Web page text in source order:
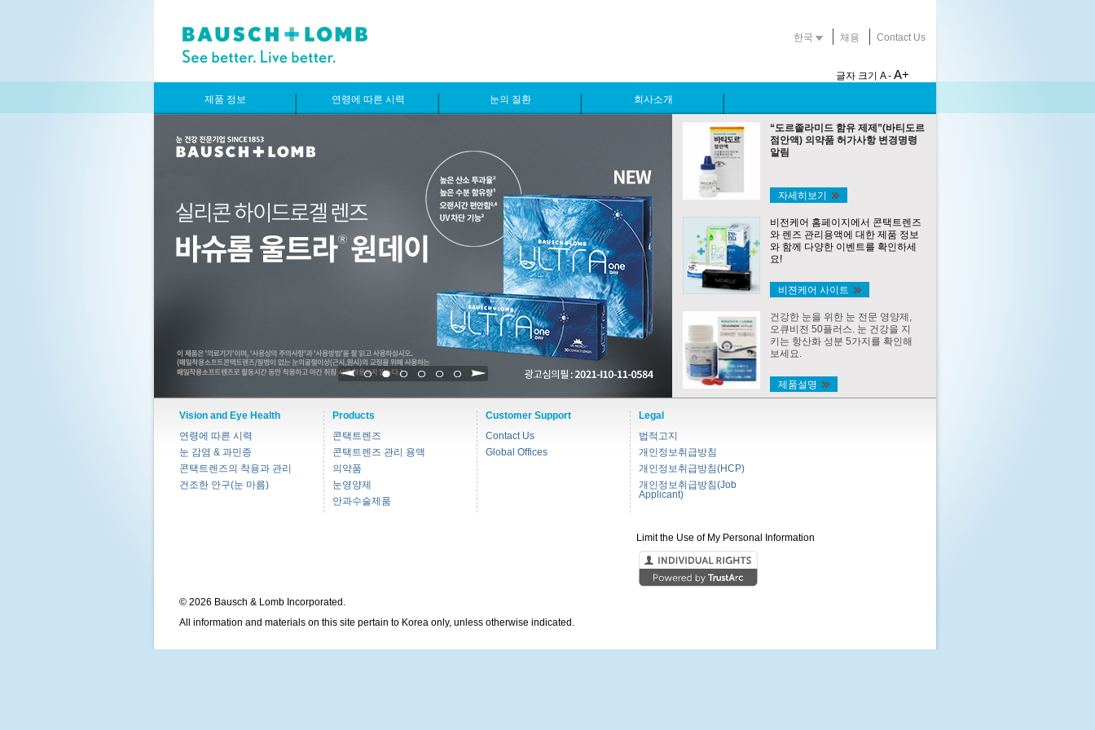
한국 채용 Contact Us
글자 크기 A - A+
제품 정보 연령에 따른 시력 눈의 질환 회사소개
1 2 3 4 5 6
“도르졸라미드 함유 제제”(바티도르
점안액) 의약품 허가사항 변경명령
알림
자세히보기
비전케어 홈페이지에서 콘택트렌즈
와 렌즈 관리용액에 대한 제품 정보
와 함께 다양한 이벤트를 확인하세
요!
비젼케어 사이트
건강한 눈을 위한 눈 전문 영양제,
오큐비전 50플러스. 눈 건강을 지
키는 항산화 성분 5가지를 확인해
보세요.
제품설명
Vision and Eye Health
연령에 따른 시력
눈 감염 & 과민증
콘택트렌즈의 착용과 관리
건조한 안구(눈 마름)
Products
콘택트렌즈
콘택트렌즈 관리 용액
의약품
눈영양제
안과수술제품
Customer Support
Contact Us
Global Offices
Legal
법적고지
개인정보취급방침
개인정보취급방침(HCP)
개인정보취급방침(Job
Applicant)
Limit the Use of My Personal Information
© 2026 Bausch & Lomb Incorporated.
All information and materials on this site pertain to Korea only, unless otherwise indicated.